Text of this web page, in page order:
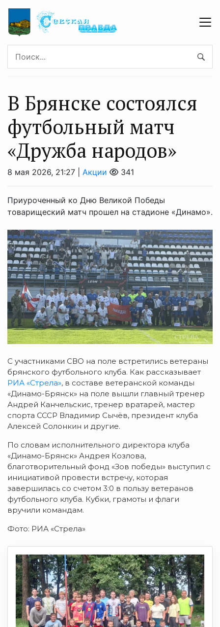
В Брянске состоялся
футбольный матч
«Дружба народов»
8 мая 2026, 21:27 | Акции 341
Приуроченный ко Дню Великой Победы
товарищеский матч прошел на стадионе «Динамо».
С участниками СВО на поле встретились ветераны
брянского футбольного клуба. Как рассказывает
РИА «Стрела», в составе ветеранской команды
«Динамо-Брянск» на поле вышли главный тренер
Андрей Канчельскис, тренер вратарей, мастер
спорта СССР Владимир Сычёв, президент клуба
Алексей Солонкин и другие.
По словам исполнительного директора клуба
«Динамо-Брянск» Андрея Козлова,
благотворительный фонд «Зов победы» выступил с
инициативой провести встречу, которая
завершилась со счетом 3:0 в пользу ветеранов
футбольного клуба. Кубки, грамоты и флаги
вручили командам.
Фото: РИА «Стрела»